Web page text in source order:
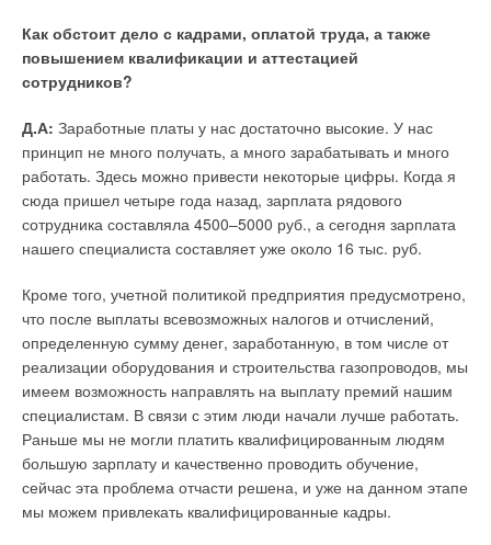
Как обстоит дело с кадрами, оплатой труда, а также
повышением квалификации и аттестацией
сотрудников?
Д.А: Заработные платы у нас достаточно высокие. У нас
принцип не много получать, а много зарабатывать и много
работать. Здесь можно привести некоторые цифры. Когда я
сюда пришел четыре года назад, зарплата рядового
сотрудника составляла 4500–5000 руб., а сегодня зарплата
нашего специалиста составляет уже около 16 тыс. руб.
Кроме того, учетной политикой предприятия предусмотрено,
что после выплаты всевозможных налогов и отчислений,
определенную сумму денег, заработанную, в том числе от
реализации оборудования и строительства газопроводов, мы
имеем возможность направлять на выплату премий нашим
специалистам. В связи с этим люди начали лучше работать.
Раньше мы не могли платить квалифицированным людям
большую зарплату и качественно проводить обучение,
сейчас эта проблема отчасти решена, и уже на данном этапе
мы можем привлекать квалифицированные кадры.
к коррозии, обладают повышенной производительностью и
потребляют меньше энергии, что позволяет снизить
эксплуатационные расходы. Благодаря компактной
и не требует специальных инструментов.
Читайте по теме:
→ Обзор систем защиты от протечек 2026
ЖУРНАЛ СОК ИЮНЬ 2026
способов
→
помогают защитить рынок от подделок
ЖУРНАЛ СОК ИЮНЬ 2026
Термоокислительная деструкция — основной фактор
сокращения срока службы полипропиленовых труб
ЖУРНАЛ СОК МАЙ 2026
→
Влияние концентрации активного ила на скорость
потребления кислорода в системах биоочистки сточных
вод